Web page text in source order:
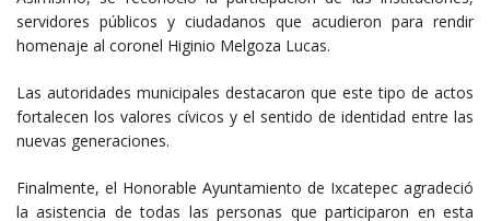
servidores públicos y ciudadanos que acudieron para rendir
homenaje al coronel Higinio Melgoza Lucas.
Las autoridades municipales destacaron que este tipo de actos
fortalecen los valores cívicos y el sentido de identidad entre las
nuevas generaciones.
Finalmente, el Honorable Ayuntamiento de Ixcatepec agradeció
la asistencia de todas las personas que participaron en esta